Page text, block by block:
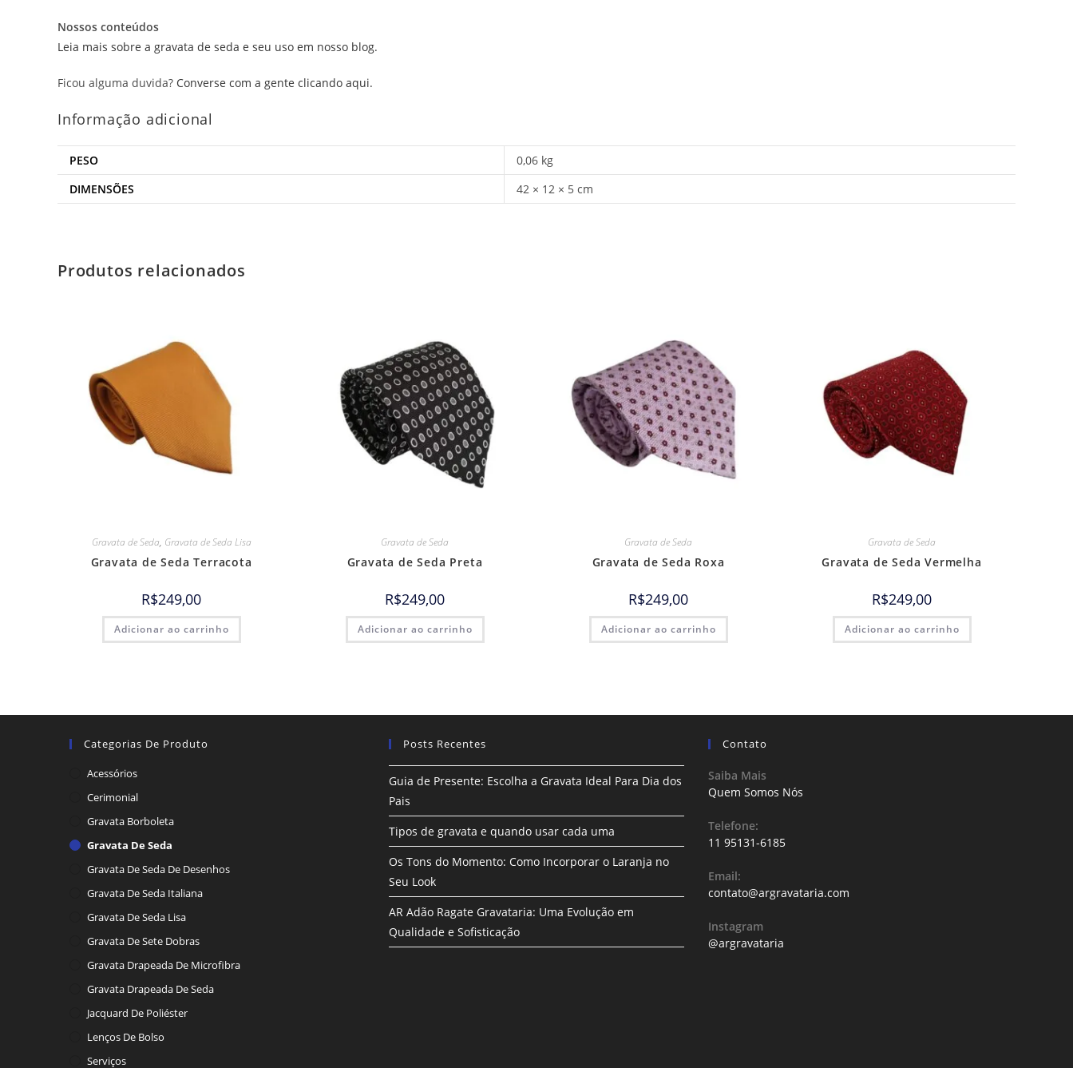
Nossos conteúdos
Leia mais sobre a gravata de seda e seu uso em nosso blog.
Ficou alguma duvida? Converse com a gente clicando aqui.
Informação adicional
PESO
0,06 kg
DIMENSÕES
42 × 12 × 5 cm
Produtos relacionados
Gravata de Seda, Gravata de Seda Lisa
Gravata de Seda Terracota
R$249,00
Adicionar ao carrinho
Gravata de Seda
Gravata de Seda Preta
R$249,00
Adicionar ao carrinho
Gravata de Seda
Gravata de Seda Roxa
R$249,00
Adicionar ao carrinho
Gravata de Seda
Gravata de Seda Vermelha
R$249,00
Adicionar ao carrinho
Categorias De Produto
Acessórios
Cerimonial
Gravata Borboleta
Gravata De Seda
Gravata De Seda De Desenhos
Gravata De Seda Italiana
Gravata De Seda Lisa
Gravata De Sete Dobras
Gravata Drapeada De Microfibra
Gravata Drapeada De Seda
Jacquard De Poliéster
Lenços De Bolso
Serviços
Posts Recentes
Guia de Presente: Escolha a Gravata Ideal Para Dia dos
Pais
Tipos de gravata e quando usar cada uma
Os Tons do Momento: Como Incorporar o Laranja no
Seu Look
AR Adão Ragate Gravataria: Uma Evolução em
Qualidade e Sofisticação
Contato
Saiba Mais
Quem Somos Nós
Telefone:
11 95131-6185
Email:
contato@argravataria.com
Instagram
@argravataria